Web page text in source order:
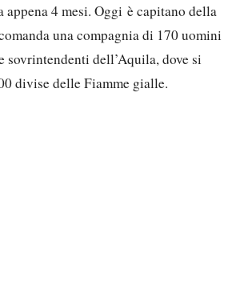
appena 4 mesi. Oggi è capitano della
una compagnia di 170 uomini
sovrintendenti dell’Aquila, dove si
divise delle Fiamme gialle.